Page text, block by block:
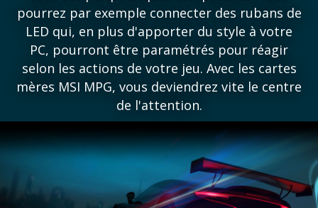
pourrez par exemple connecter des rubans de
LED qui, en plus d'apporter du style à votre
PC, pourront être paramétrés pour réagir
selon les actions de votre jeu. Avec les cartes
mères MSI MPG, vous deviendrez vite le centre
de l'attention.